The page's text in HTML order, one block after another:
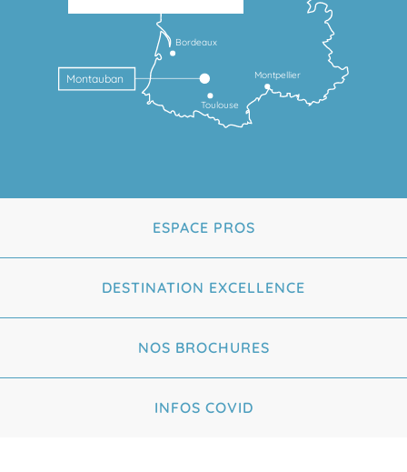
Toulouse
Montpellier
Bordeaux
Montauban
ESPACE PROS
DESTINATION EXCELLENCE
NOS BROCHURES
INFOS COVID